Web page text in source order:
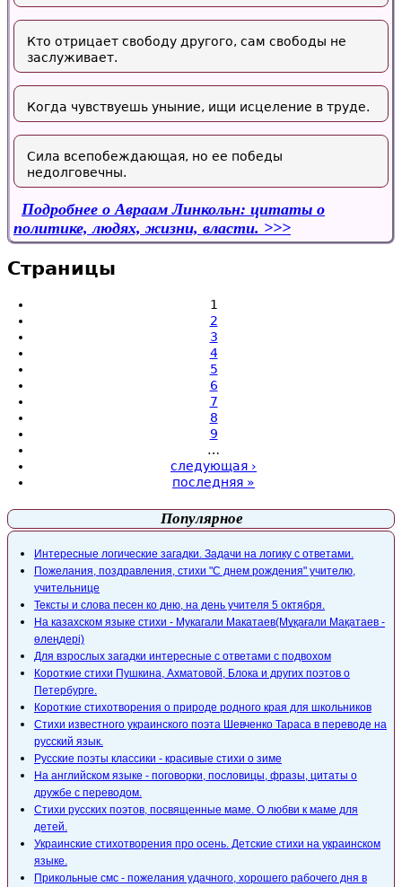
Кто отрицает свободу другого, сам свободы не
заслуживает.
Когда чувствуешь уныние, ищи исцеление в труде.
Сила всепобеждающая, но ее победы
недолговечны.
Подробнее о Авраам Линкольн: цитаты о
политике, людях, жизни, власти.
Страницы
1
2
3
4
5
6
7
8
9
…
следующая ›
последняя »
Популярное
Интересные логические загадки. Задачи на логику с ответами.
Пожелания, поздравления, стихи "С днем рождения" учителю,
учительнице
Тексты и слова песен ко дню, на день учителя 5 октября.
На казахском языке стихи - Мукагали Макатаев(Мұқағали Мақатаев -
өлеңдері)
Для взрослых загадки интересные с ответами с подвохом
Короткие стихи Пушкина, Ахматовой, Блока и других поэтов о
Петербурге.
Короткие стихотворения о природе родного края для школьников
Стихи известного украинского поэта Шевченко Тараса в переводе на
русский язык.
Русские поэты классики - красивые стихи о зиме
На английском языке - поговорки, пословицы, фразы, цитаты о
дружбе с переводом.
Стихи русских поэтов, посвященные маме. О любви к маме для
детей.
Украинские стихотворения про осень. Детские стихи на украинском
языке.
Прикольные смс - пожелания удачного, хорошего рабочего дня в